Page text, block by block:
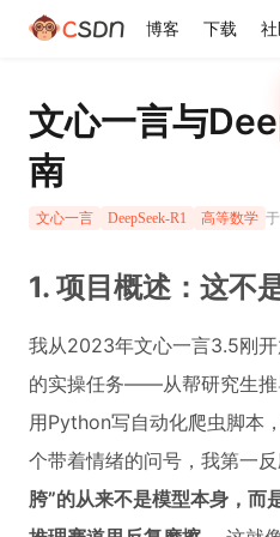
博客 下载
文心一言与
南
文心一言 DeepSeek-R1 高等数学
1. 项目概述：这不
我从2023年文心一言3.5刚
的实操任务——从帮研究生推
用Python写自动化爬虫脚本
个带着情绪的问号，我第一
胯”的从来不是模型本身，而